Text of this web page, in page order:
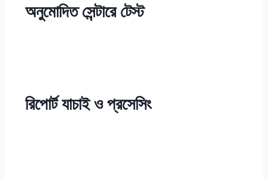
অনুমোদিত সেন্টারে টেস্ট
রিপোর্ট যাচাই ও প্রসেসিং